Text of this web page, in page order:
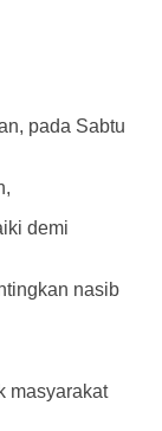
pada Sabtu
demi
nasib
masyarakat